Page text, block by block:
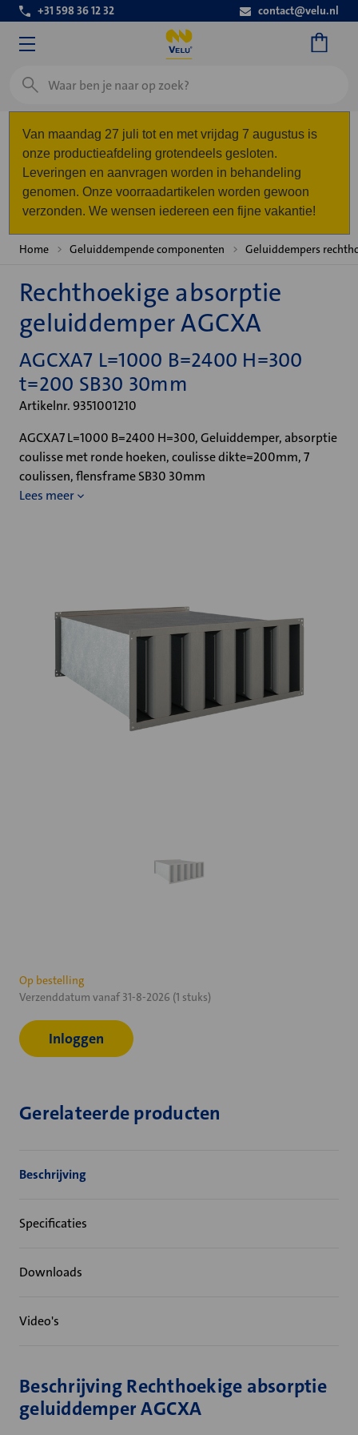
+31 598 36 12 32 contact@velu.nl
Zoeken
Van maandag 27 juli tot en met vrijdag 7 augustus is
onze productieafdeling grotendeels gesloten.
Leveringen en aanvragen worden in behandeling
genomen. Onze voorraadartikelen worden gewoon
verzonden. We wensen iedereen een fijne vakantie!
Home Geluiddempende componenten Geluiddempers
Rechthoekige absorptie
geluiddemper AGCXA
AGCXA7 L=1000 B=2400 H=300
t=200 SB30 30mm
Artikelnr. 9351001210
AGCXA7 L=1000 B=2400 H=300, Geluiddemper, absorptie
coulisse met ronde hoeken, coulisse dikte=200mm, 7
coulissen, flensframe SB30 30mm
Lees meer
Huidige
voorraad:
Op bestelling
Verzenddatum vanaf 31-8-2026 (1 stuks)
Inloggen
Gerelateerde producten
Beschrijving
Specificaties
Downloads
Video's
Beschrijving Rechthoekige absorptie
geluiddemper AGCXA